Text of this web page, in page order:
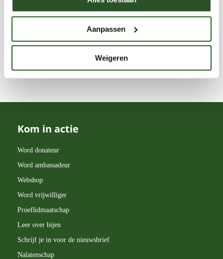
Aanpassen
Weigeren
en zelf bij te dragen aan een bijvriendelijke
leefomgeving. Als auteur deelt Jaap toegankelijke
en inhoudelijke kennis over wilde bijen, hommels,
belang van bestuivers voor onze
verzorgt hij regelmatig lezingen, workshops en
blogs wil Jaap mensen inspireren om bewuster om
te gaan met natuur en zelf bij te dragen aan een
bijvriendelijke leefomgeving.
Evenementen en markten
Informatie
Bijenbalkon blog
Kom in actie
Word donateur
Word ambassadeur
Webshop
Word vrijwilliger
Proeflidmaatschap
Leer over bijen
Schrijf je in voor de nieuwsbrief
Nalatenschap